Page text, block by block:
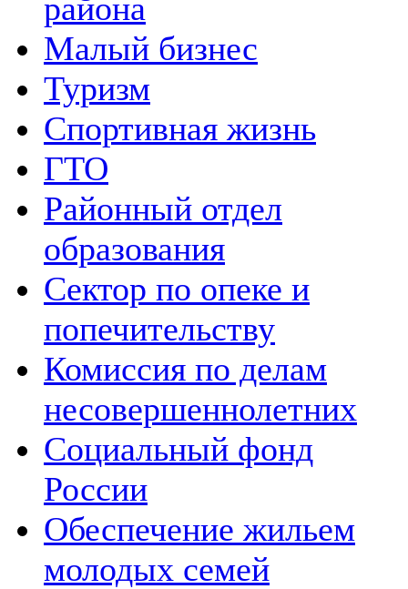
района
Малый бизнес
Туризм
Спортивная жизнь
ГТО
Районный отдел
образования
Сектор по опеке и
попечительству
Комиссия по делам
несовершеннолетних
Социальный фонд
России
Обеспечение жильем
молодых семей